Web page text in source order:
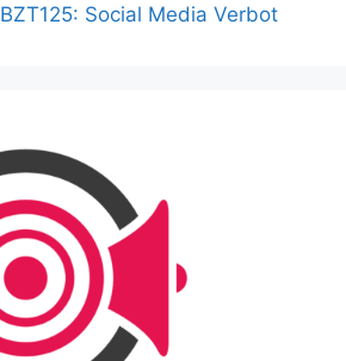
BZT125: Social Media Verbot